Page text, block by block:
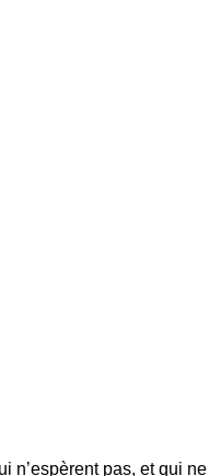
n’espèrent pas, et qui ne